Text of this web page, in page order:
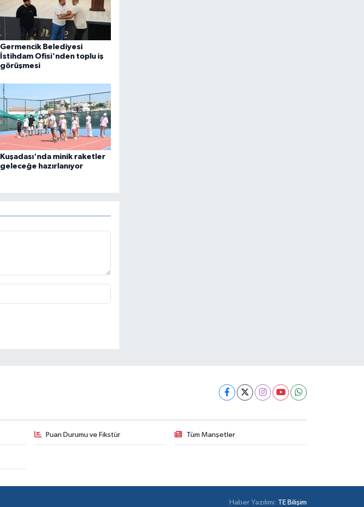
Germencik Belediyesi
İstihdam Ofisi'nden toplu iş
görüşmesi
Kuşadası'nda minik raketler
geleceğe hazırlanıyor
Puan Durumu ve Fikstür Tüm Manşetler
Haber Yazılımı: TE Bilişim